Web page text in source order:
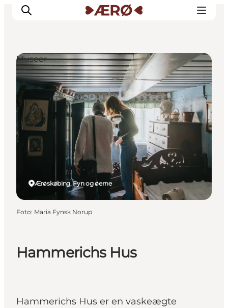
Overnatning
Spisesteder
Oplevelser
Events
Planlæg ferien
Hammerichs Hus
Hammerichs Hus er en vaskeægte
Ærøskøbing, Fyn og øerne
Museer
Foto: Maria Fynsk Norup